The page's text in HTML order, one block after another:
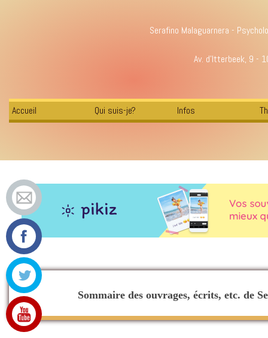
Serafino Malaguarnera -
Av. d'Itterbeek, 9 -
Accueil Qui suis-je? Infos
Sommaire des ouvrages, écrits, etc. de